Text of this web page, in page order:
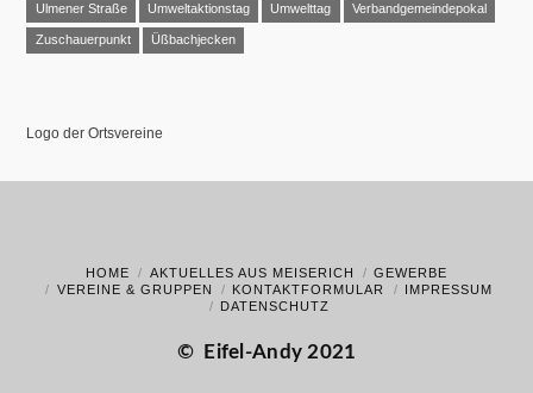
Ulmener Straße Umweltaktionstag Umwelttag Verbandgemeindepokal
Zuschauerpunkt Üßbachjecken
Logo der Ortsvereine
HOME AKTUELLES AUS MEISERICH
GEWERBE
VEREINE & GRUPPEN
KONTAKTFORMULAR
IMPRESSUM
DATENSCHUTZ
© Eifel-Andy 2021